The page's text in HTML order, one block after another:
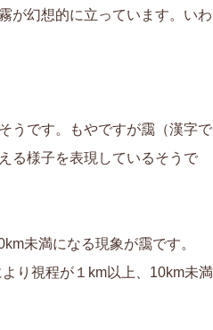
が幻想的に立っています。いわ
うです。もやですが靄（漢字で
る様子を表現しているそうで
未満になる現象が靄です。
り視程が１km以上、10km未満